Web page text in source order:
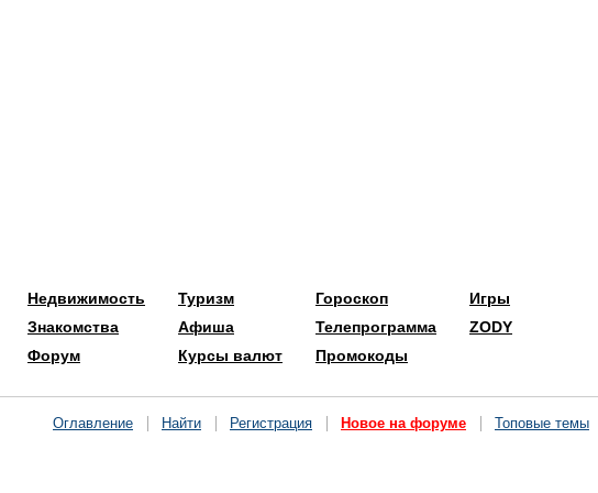
Недвижимость
Знакомства
Форум
Туризм
Афиша
Курсы валют
Гороскоп
Телепрограмма
Промокоды
Игры
ZODY
Оглавление Найти Регистрация Новое на форуме Топовые темы